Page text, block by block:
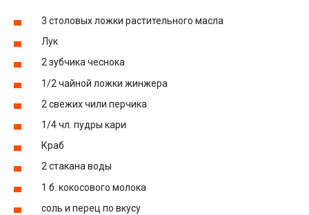
3 столовых ложки растительного масла
Лук
2 зубчика чеснока
1/2 чайной ложки жинжера
2 свежих чили перчика
1/4 чл. пудры кари
Краб
2 стакана воды
1 б. кокосового молока
соль и перец по вкусу